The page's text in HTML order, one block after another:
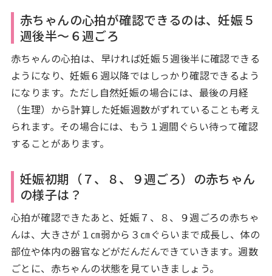
赤ちゃんの心拍が確認できるのは、妊娠５
週後半～６週ごろ
赤ちゃんの心拍は、早ければ妊娠５週後半に確認できる
ようになり、妊娠６週以降ではしっかり確認できるよう
になります。ただし自然妊娠の場合には、最後の月経
（生理）から計算した妊娠週数がずれていることも考え
られます。その場合には、もう１週間ぐらい待って確認
することがあります。
妊娠初期（７、８、９週ごろ）の赤ちゃん
の様子は？
心拍が確認できたあと、妊娠７、８、９週ごろの赤ちゃ
んは、大きさが１㎝弱から３㎝ぐらいまで成長し、体の
部位や体内の器官などがだんだんできていきます。週数
ごとに、赤ちゃんの状態を見ていきましょう。